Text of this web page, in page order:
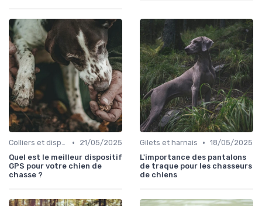
Colliers et dispositifs de suivi •
21/05/2025
Quel est le meilleur dispositif
GPS pour votre chien de
chasse ?
Gilets et harnais • 18/05/2025
L'importance des pantalons
de traque pour les chasseurs
de chiens